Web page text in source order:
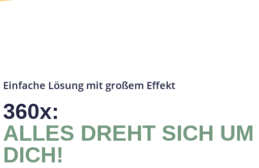
Einfache Lösung mit großem Effekt
360x:
ALLES DREHT SICH UM
DICH!